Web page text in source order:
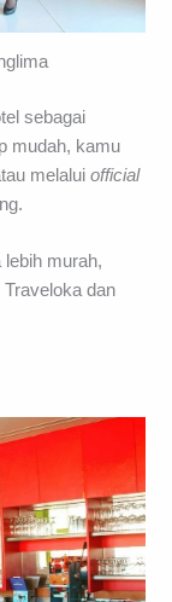
sebagai
mudah, kamu
melaluiofficial
murah,
dan